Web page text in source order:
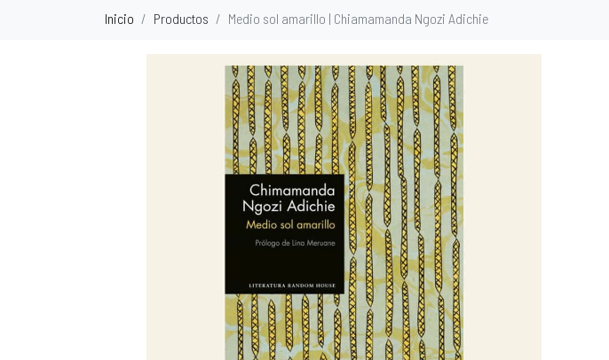
Inicio Productos Medio sol amarillo | Chiamamanda Ngozi Adichie